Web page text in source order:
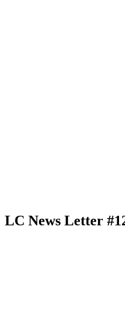
LC News Letter